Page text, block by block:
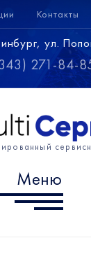
Контакты
ул.
271-84-
Меню